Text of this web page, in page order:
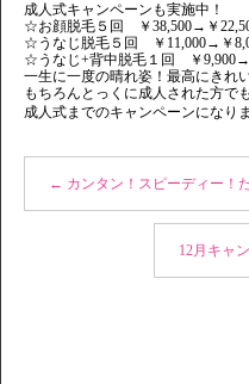
成人式キャンペーンも実施中！
☆お顔脱毛５回 ￥38,500→￥
☆うなじ脱毛５回 ￥11,000→￥
☆うなじ+背中脱毛１回 ￥9,900→
一生に一度の晴れ姿！最高にきれ
もちろんとっくに成人された方で
成人式までのキャンペーンになり
← カンタン！スピーディー！
12月キ